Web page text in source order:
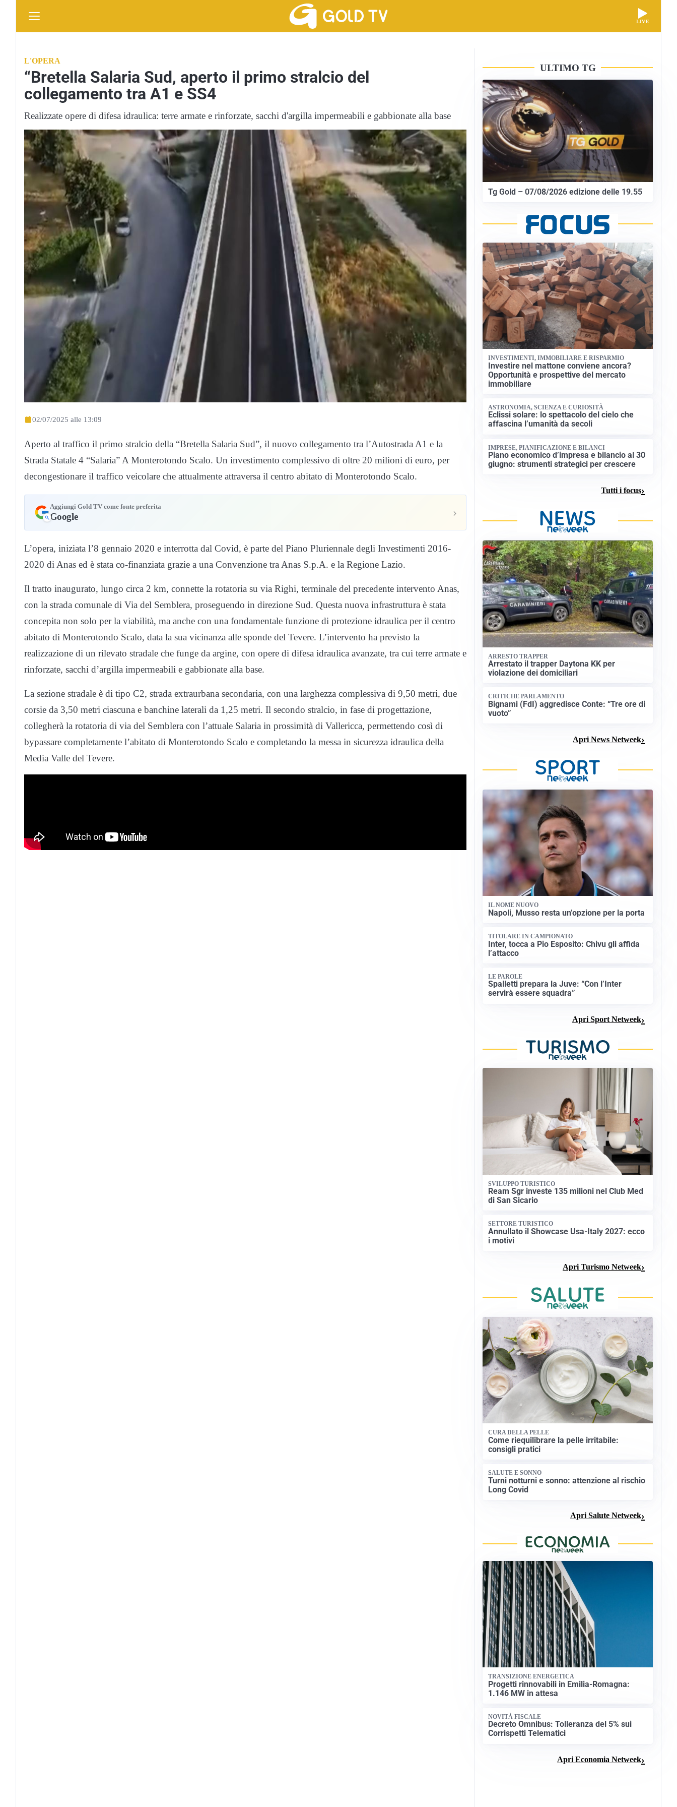
LIVE
L'OPERA
“Bretella Salaria Sud, aperto il primo stralcio del
collegamento tra A1 e SS4
Realizzate opere di difesa idraulica: terre armate e rinforzate, sacchi d'argilla impermeabili e gabbionate alla base
02/07/2025 alle 13:09
Aperto al traffico il primo stralcio della “Bretella Salaria Sud”, il nuovo collegamento tra l’Autostrada A1 e la
Strada Statale 4 “Salaria” A Monterotondo Scalo. Un investimento complessivo di oltre 20 milioni di euro, per
decongestionare il traffico veicolare che attualmente attraversa il centro abitato di Monterotondo Scalo.
Aggiungi Gold TV come fonte preferita
Google ›
L’opera, iniziata l’8 gennaio 2020 e interrotta dal Covid, è parte del Piano Pluriennale degli Investimenti 2016-
2020 di Anas ed è stata co-finanziata grazie a una Convenzione tra Anas S.p.A. e la Regione Lazio.
Il tratto inaugurato, lungo circa 2 km, connette la rotatoria su via Righi, terminale del precedente intervento Anas,
con la strada comunale di Via del Semblera, proseguendo in direzione Sud. Questa nuova infrastruttura è stata
concepita non solo per la viabilità, ma anche con una fondamentale funzione di protezione idraulica per il centro
abitato di Monterotondo Scalo, data la sua vicinanza alle sponde del Tevere. L’intervento ha previsto la
realizzazione di un rilevato stradale che funge da argine, con opere di difesa idraulica avanzate, tra cui terre armate e
rinforzate, sacchi d’argilla impermeabili e gabbionate alla base.
La sezione stradale è di tipo C2, strada extraurbana secondaria, con una larghezza complessiva di 9,50 metri, due
corsie da 3,50 metri ciascuna e banchine laterali da 1,25 metri. Il secondo stralcio, in fase di progettazione,
collegherà la rotatoria di via del Semblera con l’attuale Salaria in prossimità di Vallericca, permettendo così di
bypassare completamente l’abitato di Monterotondo Scalo e completando la messa in sicurezza idraulica della
Media Valle del Tevere.
ULTIMO TG
Tg Gold – 07/08/2026 edizione delle 19.55
INVESTIMENTI, IMMOBILIARE E RISPARMIO
Investire nel mattone conviene ancora?
Opportunità e prospettive del mercato
immobiliare
ASTRONOMIA, SCIENZA E CURIOSITÀ
Eclissi solare: lo spettacolo del cielo che
affascina l’umanità da secoli
IMPRESE, PIANIFICAZIONE E BILANCI
Piano economico d’impresa e bilancio al 30
giugno: strumenti strategici per crescere
Tutti i focus
ARRESTO TRAPPER
Arrestato il trapper Daytona KK per
violazione dei domiciliari
CRITICHE PARLAMENTO
Bignami (FdI) aggredisce Conte: “Tre ore di
vuoto”
Apri News Netweek
IL NOME NUOVO
Napoli, Musso resta un’opzione per la porta
TITOLARE IN CAMPIONATO
Inter, tocca a Pio Esposito: Chivu gli affida
l’attacco
LE PAROLE
Spalletti prepara la Juve: “Con l’Inter
servirà essere squadra”
Apri Sport Netweek
SVILUPPO TURISTICO
Ream Sgr investe 135 milioni nel Club Med
di San Sicario
SETTORE TURISTICO
Annullato il Showcase Usa-Italy 2027: ecco
i motivi
Apri Turismo Netweek
CURA DELLA PELLE
Come riequilibrare la pelle irritabile:
consigli pratici
SALUTE E SONNO
Turni notturni e sonno: attenzione al rischio
Long Covid
Apri Salute Netweek
TRANSIZIONE ENERGETICA
Progetti rinnovabili in Emilia-Romagna:
1.146 MW in attesa
NOVITÀ FISCALE
Decreto Omnibus: Tolleranza del 5% sui
Corrispetti Telematici
Apri Economia Netweek